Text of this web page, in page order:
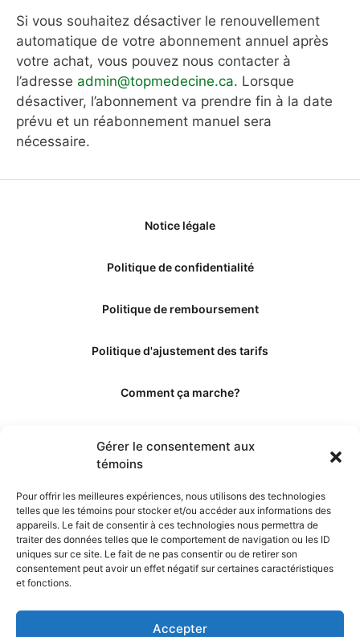
Gérer le consentement aux
témoins
Pour offrir les meilleures expériences, nous utilisons des technologies
telles que les témoins pour stocker et/ou accéder aux informations des
appareils. Le fait de consentir à ces technologies nous permettra de
traiter des données telles que le comportement de navigation ou les ID
uniques sur ce site. Le fait de ne pas consentir ou de retirer son
consentement peut avoir un effet négatif sur certaines caractéristiques
et fonctions.
Accepter
Si vous souhaitez désactiver le renouvellement
automatique de votre abonnement annuel après
votre achat, vous pouvez nous contacter à
l’adresse admin@topmedecine.ca. Lorsque
désactiver, l’abonnement va prendre fin à la date
prévu et un réabonnement manuel sera
nécessaire.
Notice légale
Politique de confidentialité
Politique de remboursement
Politique d'ajustement des tarifs
Comment ça marche?
Les éditeurs
Les experts et collaborateurs